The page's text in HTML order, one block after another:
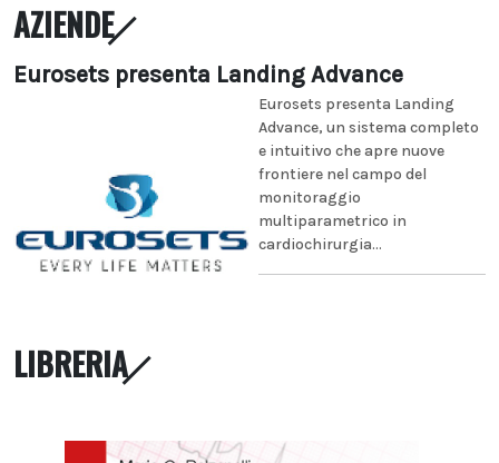
AZIENDE
Eurosets presenta Landing Advance
Eurosets presenta Landing
Advance, un sistema completo
e intuitivo che apre nuove
frontiere nel campo del
monitoraggio
multiparametrico in
cardiochirurgia...
LIBRERIA